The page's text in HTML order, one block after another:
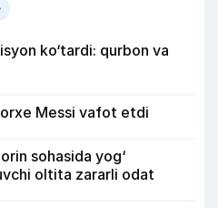
ko‘tardi: qurbon va
Messi vafot etdi
sohasida yog‘
oltita zararli odat